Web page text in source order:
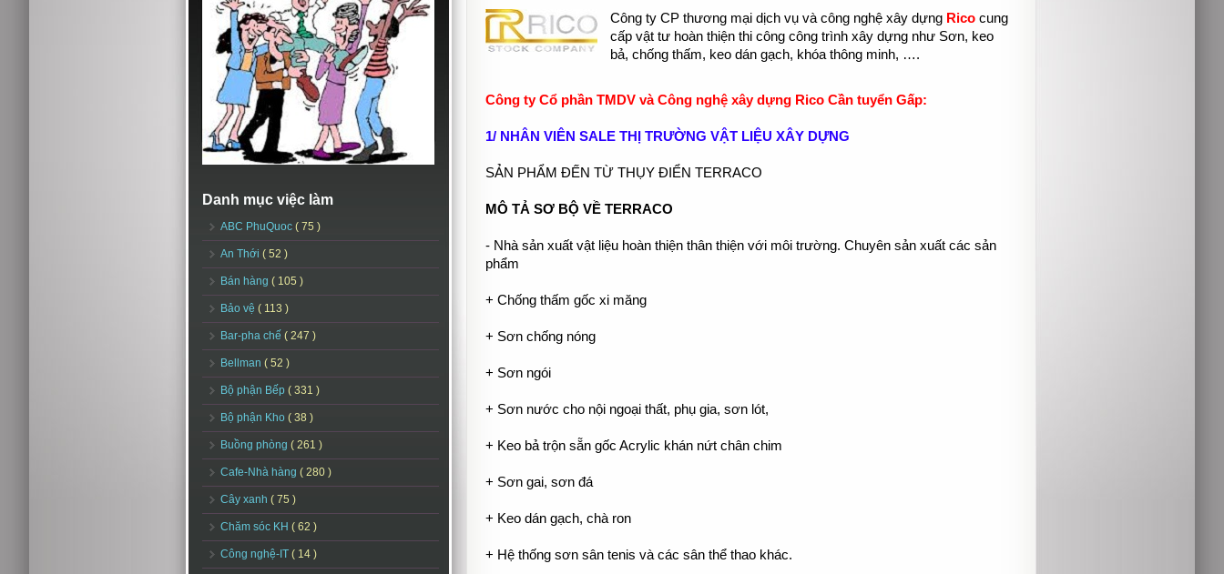
Danh mục việc làm
ABC PhuQuoc ( 75 )
An Thới ( 52 )
Bán hàng ( 105 )
Bảo vệ ( 113 )
Bar-pha chế ( 247 )
Bellman ( 52 )
Bộ phận Bếp ( 331 )
Bộ phận Kho ( 38 )
Buồng phòng ( 261 )
Cafe-Nhà hàng ( 280 )
Cây xanh ( 75 )
Chăm sóc KH ( 62 )
Công nghệ-IT ( 14 )
Công ty CP thương mại dịch vụ và công nghệ xây dựng Rico cung
cấp vật tư hoàn thiện thi công công trình xây dựng như Sơn, keo
bả, chống thấm, keo dán gạch, khóa thông minh, ….
Công ty Cổ phần TMDV và Công nghệ xây dựng Rico Cần tuyển Gấp:
1/ NHÂN VIÊN SALE THỊ TRƯỜNG VẬT LIỆU XÂY DỰNG
SẢN PHẨM ĐẾN TỪ THỤY ĐIỂN TERRACO
MÔ TẢ SƠ BỘ VỀ TERRACO
- Nhà sản xuất vật liệu hoàn thiện thân thiện với môi trường. Chuyên sản xuất các sản
phẩm
+ Chống thấm gốc xi măng
+ Sơn chống nóng
+ Sơn ngói
+ Sơn nước cho nội ngoại thất, phụ gia, sơn lót,
+ Keo bả trộn sẵn gốc Acrylic khán nứt chân chim
+ Sơn gai, sơn đá
+ Keo dán gạch, chà ron
+ Hệ thống sơn sân tenis và các sân thể thao khác.